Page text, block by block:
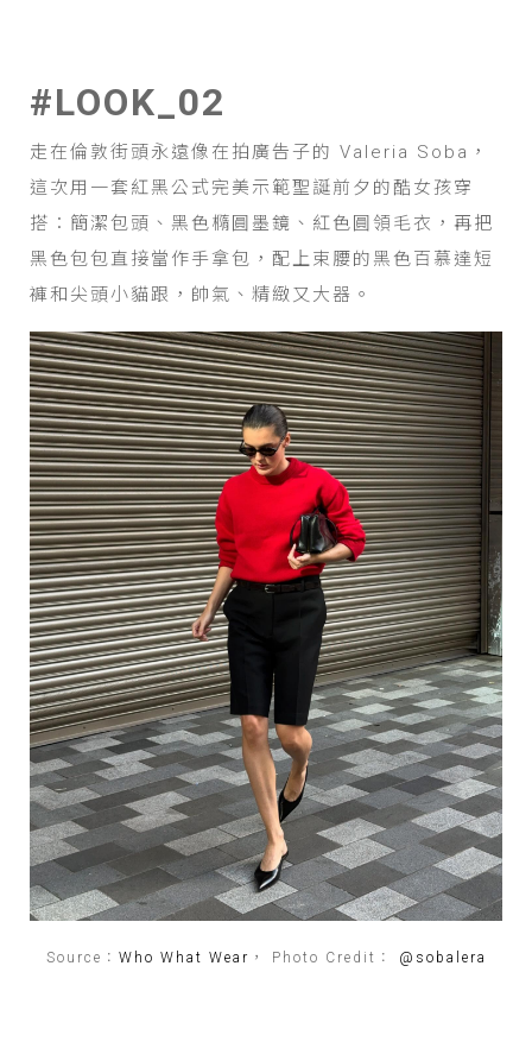
#LOOK_02
走在倫敦街頭永遠像在拍廣告子的 Valeria Soba，
這次用一套紅黑公式完美示範聖誕前夕的酷女孩穿
搭：簡潔包頭、黑色橢圓墨鏡、紅色圓領毛衣，再把
黑色包包直接當作手拿包，配上束腰的黑色百慕達短
褲和尖頭小貓跟，帥氣、精緻又大器。
Source： Who What Wear ， Photo Credit： @sobalera